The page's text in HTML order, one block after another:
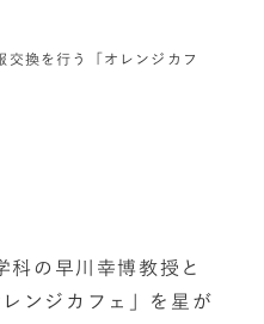
交換を行う「オレンジカフ
科の早川幸博教授と
ンジカフェ」を星が